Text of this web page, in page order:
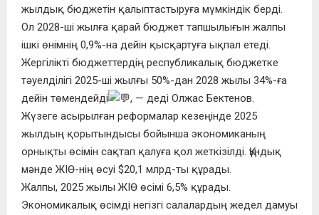
жылдық бюджетін қалыптастыруға мүмкіндік берді.
Ол 2028-ші жылға қарай бюджет тапшылығын жалпы
ішкі өнімнің 0,9%-на дейін қысқартуға ықпал етеді.
Жергілікті бюджеттердің республикалық бюджетке
тәуелділігі 2025-ші жылғы 50%-дан 2028 жылы 34%-ға
дейін төмендейді
, — деді Олжас Бектенов.
Жүзеге асырылған реформалар кезеңінде 2025
жылдың қорытындысы бойынша экономиканың
орнықты өсімін сақтап қалуға қол жеткізілді. Құндық
мәнде ЖІӨ-нің өсуі $20,1 млрд-ты құрады.
Жалпы, 2025 жылы ЖІӨ өсімі 6,5% құрады.
Экономикалық өсімді негізгі салалардың жедел дамуы